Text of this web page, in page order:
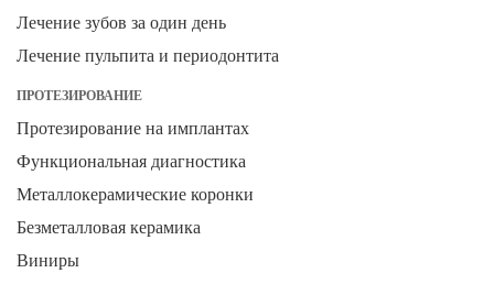
Лечение зубов за один день
Лечение пульпита и периодонтита
ПРОТЕЗИРОВАНИЕ
Протезирование на имплантах
Функциональная диагностика
Металлокерамические коронки
Безметалловая керамика
Виниры